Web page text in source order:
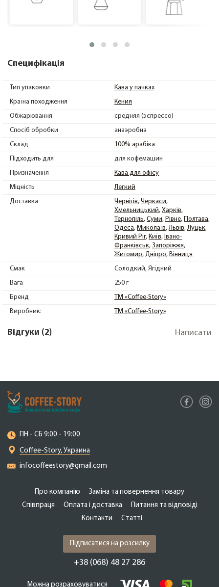
Специфікація
Тип упаковки
Кава у пачках
Країна походження
Кения
Обжарювання
средняя (эспрессо)
Спосіб обробки
анаэробна
Склад
100% арабіка
Підходить для
для кофемашин
Призначення
Кава для офісу
Міцність
Легкий
Доставка
Чернігів Черкаси
Хмельницький Харків
Тернопіль Суми Рівне Полтава
Одеса Миколаїв Львів Луцьк
Кривий Ріг Київ Івано-
Франківськ Запоріжжя
Житомир Дніпро Вінниця
Смак
Солодкий Ягідний
Вага
250 г
Бренд
ТМ «Coffee-Story»
Виробник:
ТМ «Coffee-Story»
Відгуки (2) Написати
ПН - СБ 9:00 - 19:00
Coffee-Story, Украина
infocoffeestory@gmail.com
Про компанію
Заміна та повернення товару
Співпраця
Оплата і доставка
Питання та відповіді
Контакти
Cтатті
Підписатися на розсилку
+38 (068) 48 27 286
Можна розраховуватися